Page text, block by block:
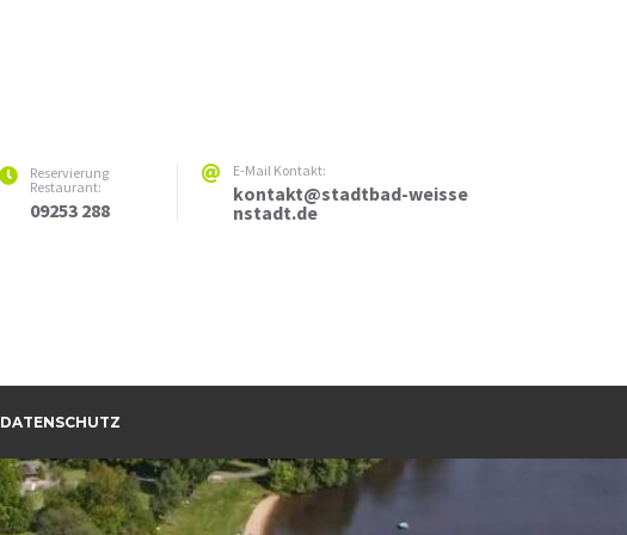
Reservierung
Restaurant:
09253 288
E-Mail Kontakt:
kontakt@stadtbad-weisse
nstadt.de
DATENSCHUTZ